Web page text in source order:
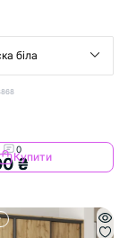
біла
0
₴
Купити